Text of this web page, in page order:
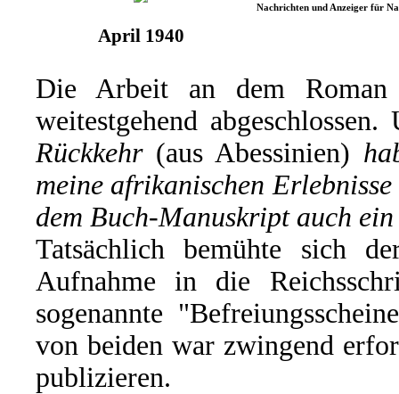
April 1940
Nachrichten und Anzeiger für
Die Arbeit an dem
weitestgehend
Rückkehr (aus Abessinien)
meine afrikanischen
dem Buch-Manuskript auch
Tatsächlich bemühte sich
Aufnahme in die
sogenannte
von beiden war zwingend
publizieren.